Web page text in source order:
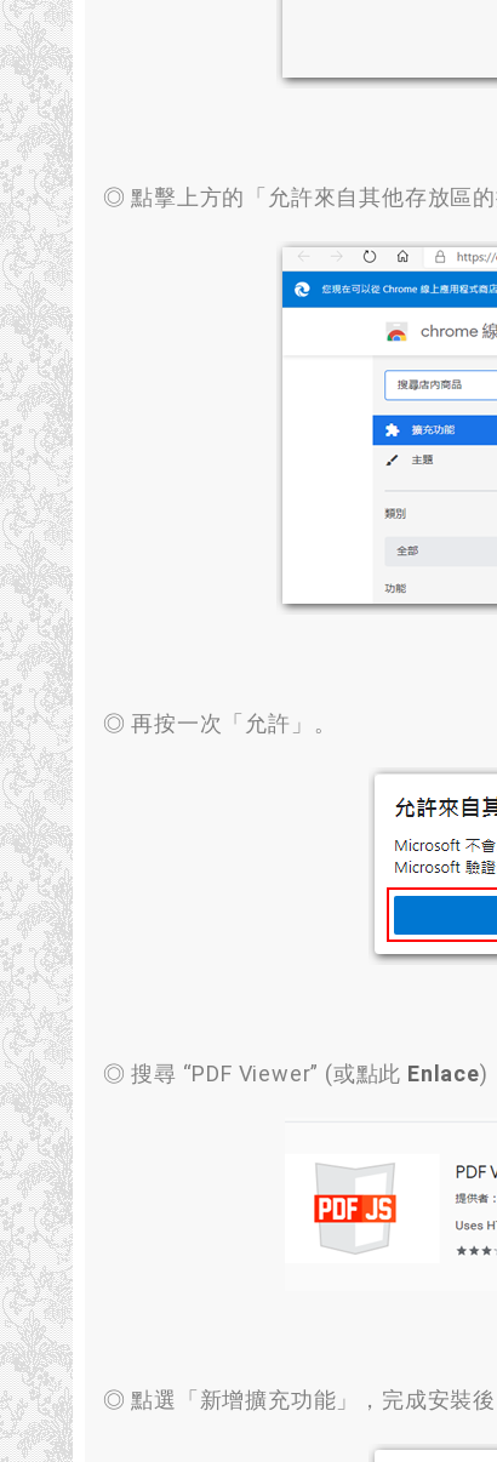
◎ 點擊上方的「允許來自其他存放區的
◎ 再按一次「允許」 。
◎ 搜尋 “PDF Viewer” (或點此 Enlace)
◎ 點選「新增擴充功能」 ， 完成安裝後